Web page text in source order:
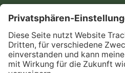
AGB
Informationen nach Data
Act
Verträge hier kündigen